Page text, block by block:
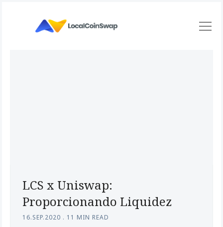
LCS x Uniswap:
Proporcionando Liquidez
16.SEP.2020 . 11 MIN READ